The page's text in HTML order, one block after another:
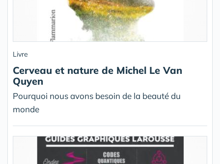
Livre
Cerveau et nature de Michel Le Van
Quyen
Pourquoi nous avons besoin de la beauté du
monde